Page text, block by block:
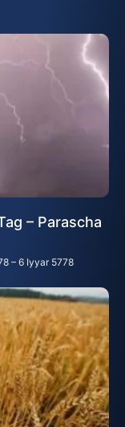
– Parascha
– 6 Iyyar 5778